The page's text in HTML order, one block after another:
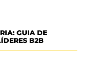
GUIA DE
B2B